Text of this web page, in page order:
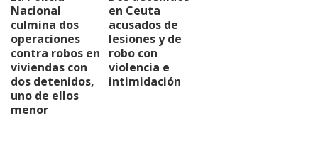
La Policía
Nacional
culmina dos
operaciones
contra robos en
viviendas con
dos detenidos,
uno de ellos
Dos detenidos
en Ceuta
acusados de
lesiones y de
robo con
violencia e